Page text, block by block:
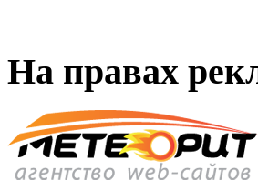
На правах